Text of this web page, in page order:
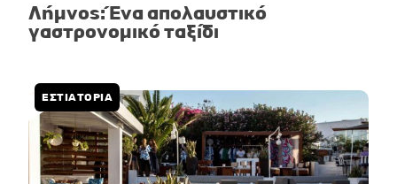
Λήμνος: Ένα απολαυστικό
γαστρονομικό ταξίδι
ΕΣΤΙΑΤΟΡΙΑ